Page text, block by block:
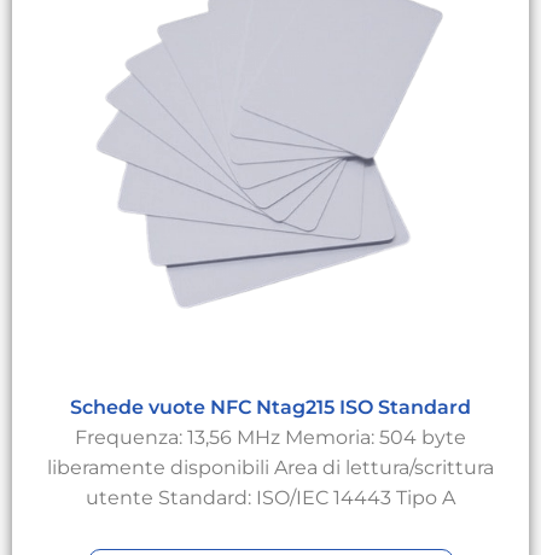
Schede vuote NFC Ntag215 ISO Standard
Frequenza: 13,56 MHz Memoria: 504 byte
liberamente disponibili Area di lettura/scrittura
utente Standard: ISO/IEC 14443 Tipo A